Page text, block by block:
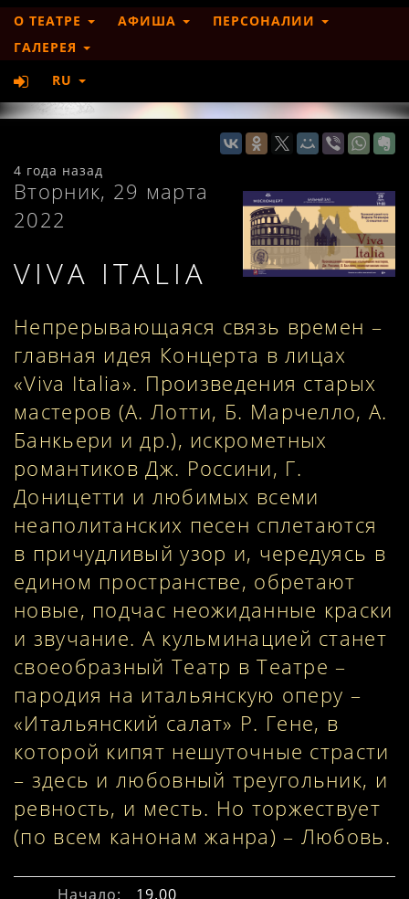
О ТЕАТРЕ АФИША
ПЕРСОНАЛИИ
ГАЛЕРЕЯ
RU
4 года назад
Вторник, 29 марта
2022
VIVA ITALIA
Непрерывающаяся связь времен –
главная идея Концерта в лицах
«Viva Italia». Произведения старых
мастеров (А. Лотти, Б. Марчелло, А.
Банкьери и др.), искрометных
романтиков Дж. Россини, Г.
Доницетти и любимых всеми
неаполитанских песен сплетаются
в причудливый узор и, чередуясь в
едином пространстве, обретают
новые, подчас неожиданные краски
и звучание. А кульминацией станет
своеобразный Театр в Театре –
пародия на итальянскую оперу –
«Итальянский салат» Р. Гене, в
которой кипят нешуточные страсти
– здесь и любовный треугольник, и
ревность, и месть. Но торжествует
(по всем канонам жанра) – Любовь.
Начало:
19.00